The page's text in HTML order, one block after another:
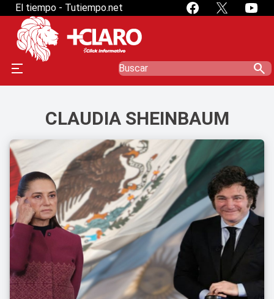
El tiempo - Tutiempo.net
search
CLAUDIA SHEINBAUM